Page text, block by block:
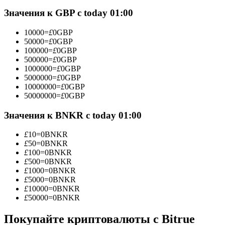
Фьючерсы с использованием USDC в качестве
Копирование торговли
Присоединяйтесь к лучшим трейдерам
Значения к GBP с today 01:00
10000=£0GBP
50000=£0GBP
100000=£0GBP
500000=£0GBP
1000000=£0GBP
5000000=£0GBP
10000000=£0GBP
50000000=£0GBP
Значения к BNKR с today 01:00
£10=0BNKR
£50=0BNKR
£100=0BNKR
£500=0BNKR
£1000=0BNKR
£5000=0BNKR
£10000=0BNKR
£50000=0BNKR
Покупайте криптовалюты с Bitrue